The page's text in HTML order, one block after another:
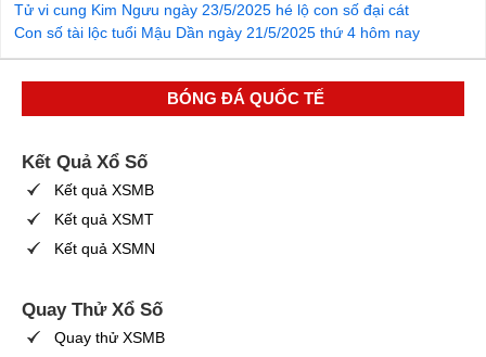
Tử vi cung Kim Ngưu ngày 23/5/2025 hé lộ con số đại cát
Con số tài lộc tuổi Mậu Dần ngày 21/5/2025 thứ 4 hôm nay
BÓNG ĐÁ QUỐC TẾ
Kết Quả Xổ Số
Kết quả XSMB
Kết quả XSMT
Kết quả XSMN
Quay Thử Xổ Số
Quay thử XSMB